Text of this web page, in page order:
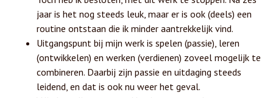
jaar is het nog steeds leuk, maar er is ook (deels) een
routine ontstaan die ik minder aantrekkelijk vind.
Uitgangspunt bij mijn werk is spelen (passie), leren
(ontwikkelen) en werken (verdienen) zoveel mogelijk te
combineren. Daarbij zijn passie en uitdaging steeds
leidend, en dat is ook nu weer het geval.